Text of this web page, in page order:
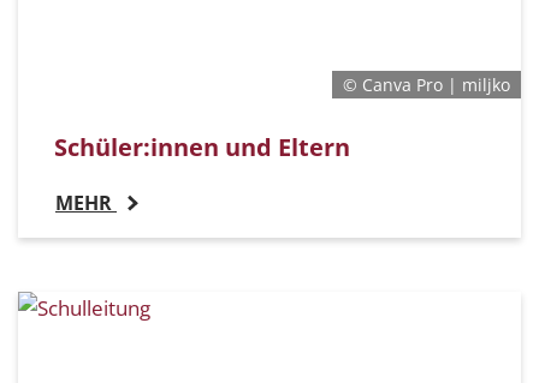
© Canva Pro | miljko
Schüler:innen und Eltern
MEHR